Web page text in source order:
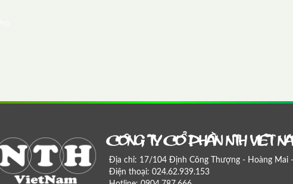
COÂNG TY COÅ PHAÀN NTH VIEÄT
Địa chỉ: 17/104 Định Công Thượng - Hoàng Mai
Điện thoại: 024.62.939.153